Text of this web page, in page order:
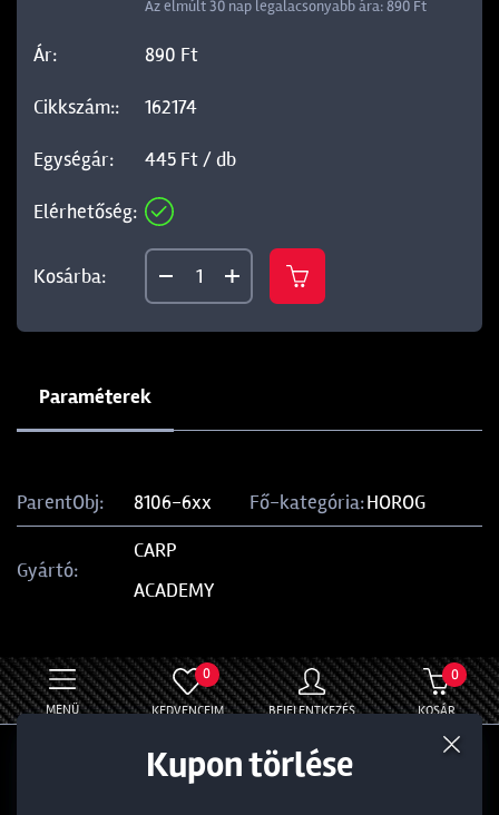
Az elmúlt 30 nap legalacsonyabb ára: 890 Ft
890 Ft
162174
445 Ft / db
Paraméterek
ParentObj: 8106-6xx Fő-kategória:HOROG
Gyártó:
CARP
ACADEMY
MENÜ
0
KEDVENCEIM BEJELENTKEZÉS
0
KOSÁR
Információ
Termék törlése a kosárból
Kedvezmény törlése
Kupon törlése